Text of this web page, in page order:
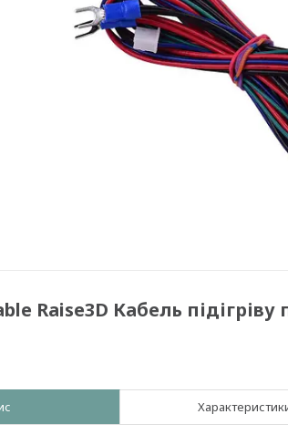
Raise3D Кабель